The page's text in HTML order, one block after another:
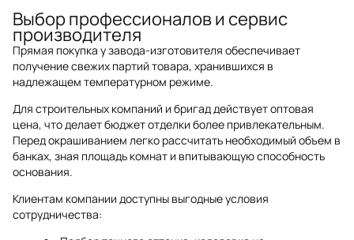
Выбор профессионалов и сервис
производителя
Прямая покупка у завода-изготовителя обеспечивает
получение свежих партий товара, хранившихся в
надлежащем температурном режиме.
Для строительных компаний и бригад действует оптовая
цена, что делает бюджет отделки более привлекательным.
Перед окрашиванием легко рассчитать необходимый объем в
банках, зная площадь комнат и впитывающую способность
основания.
Клиентам компании доступны выгодные условия
сотрудничества: